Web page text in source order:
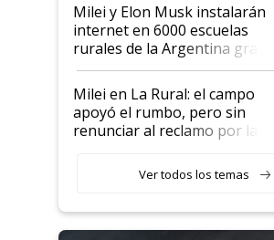
Milei y Elon Musk instalarán
internet en 6000 escuelas
rurales de la Argentina gracias
a un acuerdo con Starlink
Milei en La Rural: el campo
apoyó el rumbo, pero sin
renunciar al reclamo por las
Ver todos los temas